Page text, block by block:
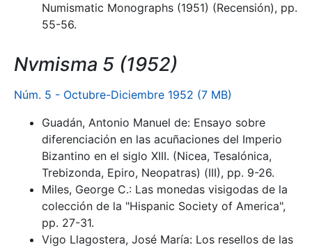
Numismatic Monographs (1951) (Recensión), pp.
55-56.
Nvmisma 5 (1952)
Núm. 5 - Octubre-Diciembre 1952 (7 MB)
Guadán, Antonio Manuel de: Ensayo sobre
diferenciación en las acuñaciones del Imperio
Bizantino en el siglo XIII. (Nicea, Tesalónica,
Trebizonda, Epiro, Neopatras) (III), pp. 9-26.
Miles, George C.: Las monedas visigodas de la
colección de la "Hispanic Society of America",
pp. 27-31.
Vigo Llagostera, José María: Los resellos de las